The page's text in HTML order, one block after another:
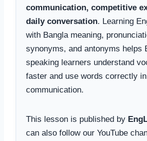
communication, competitive
daily conversation. Learning
with Bangla meaning,
synonyms, and antonyms helps
speaking learners understand
faster and use words correctly
communication.
This lesson is published by
can also follow our YouTube